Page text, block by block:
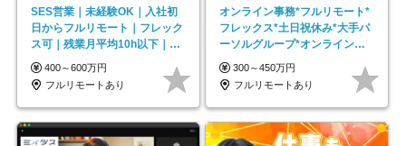
SES営業｜未経験OK｜入社初
日からフルリモート｜フレック
ス可｜残業月平均10h以下｜事
業立ち上げメンバー
400～600万円
フルリモートあり
オンライン事務*フルリモート*
フレックス*土日祝休み*大手パ
ーソルグループ*オンライン面
接*30～40代活躍中
300～450万円
フルリモートあり